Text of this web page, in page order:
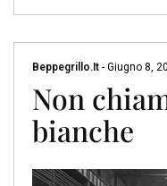
Beppegrillo.it - Giugno 8,
Non
bianche